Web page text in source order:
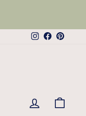
Instagram